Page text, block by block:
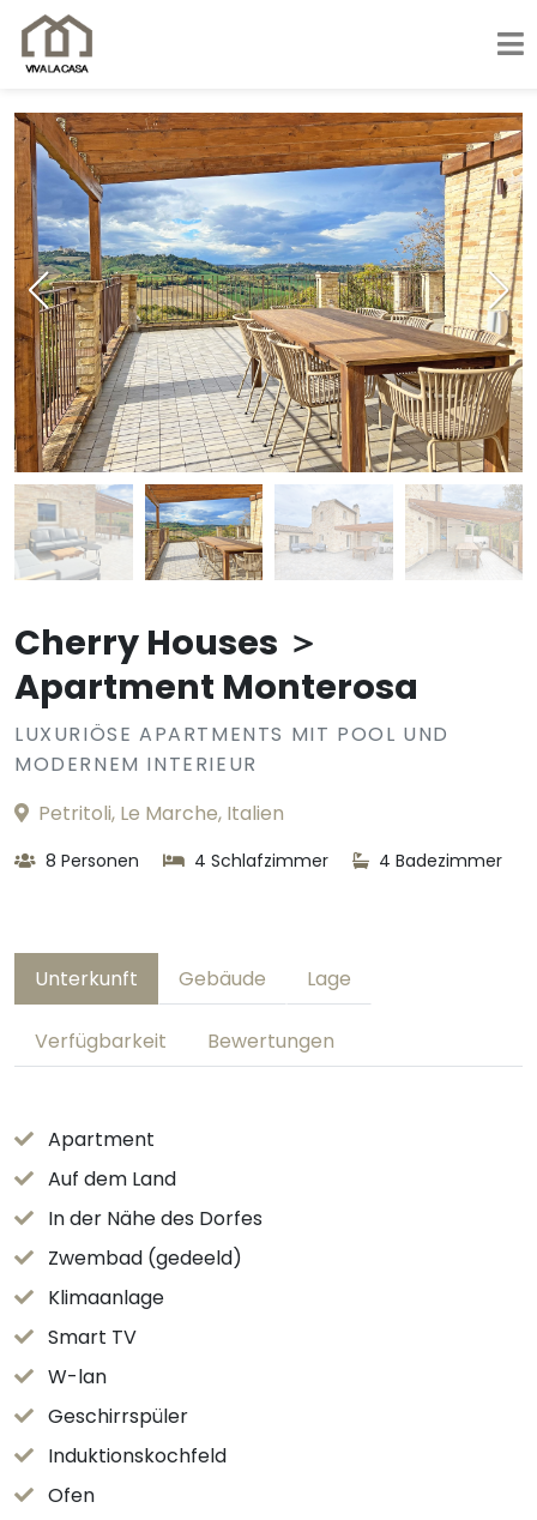
Cherry Houses ＞
Apartment Monterosa
LUXURIÖSE APARTMENTS MIT POOL UND
MODERNEM INTERIEUR
Petritoli, Le Marche, Italien
8 Personen 4 Schlafzimmer 4 Badezimmer
Unterkunft Gebäude Lage
Verfügbarkeit Bewertungen
Apartment
Auf dem Land
In der Nähe des Dorfes
Zwembad (gedeeld)
Klimaanlage
Smart TV
W-lan
Geschirrspüler
Induktionskochfeld
Ofen